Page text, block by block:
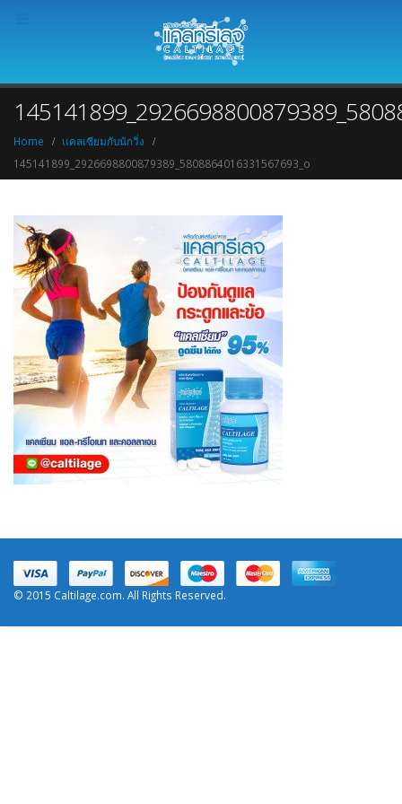
Home
เเคลเซียมกับนักวิ่ง
145141899_2926698800879389_5808864016331567693_o
© 2015 Caltilage.com. All Rights Reserved.